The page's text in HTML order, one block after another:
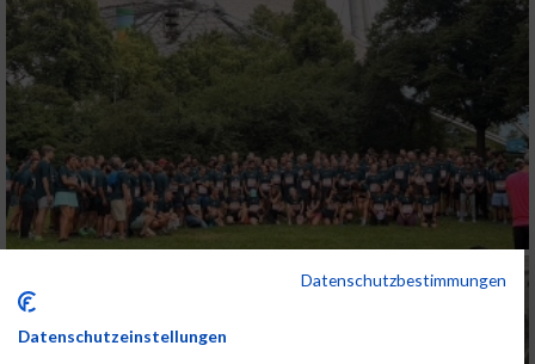
Datenschutzbestimmungen
Datenschutzeinstellungen